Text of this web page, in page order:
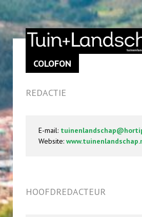
COLOFON
REDACTIE
E-mail:
Website:
HOOFDREDACTEUR